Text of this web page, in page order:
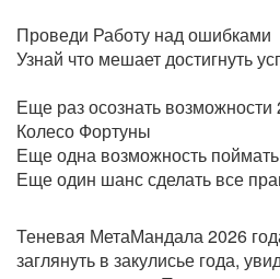
Проведи Работу над ошибками
Узнай что мешает достигнуть
Еще раз осознать
Колесо Фортуны
Еще одна возможность
Еще один шанс сделать все
Теневая МетаМандала 2026
заглянуть в закулисье года,